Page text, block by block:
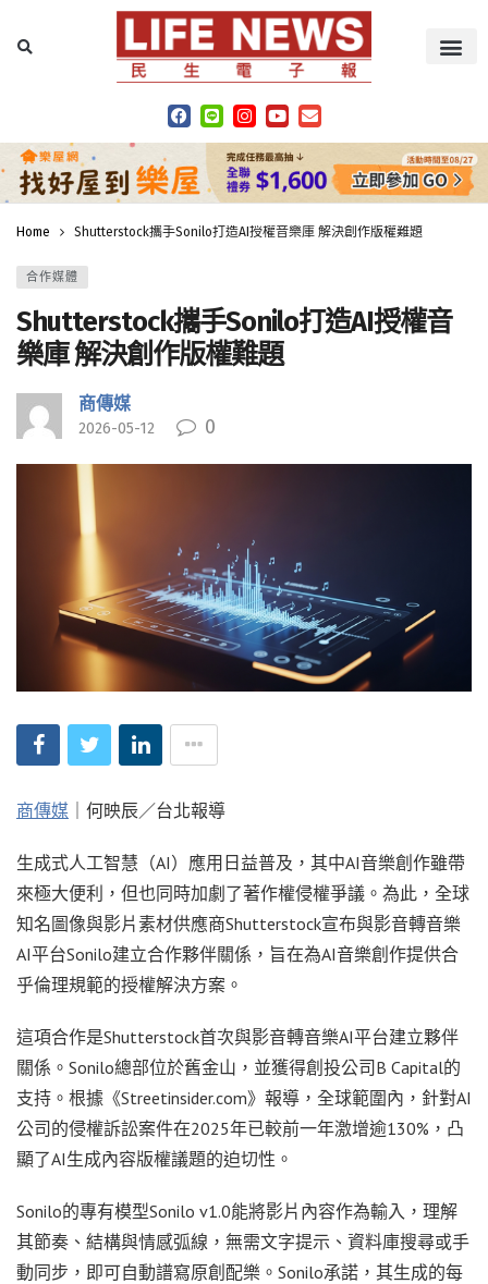
Home Shutterstock攜手Sonilo打造AI授權音樂庫 解決創作版權難題
合作媒體
Shutterstock攜手Sonilo打造AI授權音
樂庫 解決創作版權難題
商傳媒
2026-05-12 0
商傳媒 ｜何映辰／台北報導
生成式人工智慧（AI）應用日益普及，其中AI音樂創作雖帶
來極大便利，但也同時加劇了著作權侵權爭議。為此，全球
知名圖像與影片素材供應商Shutterstock宣布與影音轉音樂
AI平台Sonilo建立合作夥伴關係，旨在為AI音樂創作提供合
乎倫理規範的授權解決方案。
這項合作是Shutterstock首次與影音轉音樂AI平台建立夥伴
關係。Sonilo總部位於舊金山，並獲得創投公司B Capital的
支持。根據《Streetinsider.com》報導，全球範圍內，針對AI
公司的侵權訴訟案件在2025年已較前一年激增逾130%，凸
顯了AI生成內容版權議題的迫切性。
Sonilo的專有模型Sonilo v1.0能將影片內容作為輸入，理解
其節奏、結構與情感弧線，無需文字提示、資料庫搜尋或手
動同步，即可自動譜寫原創配樂。Sonilo承諾，其生成的每